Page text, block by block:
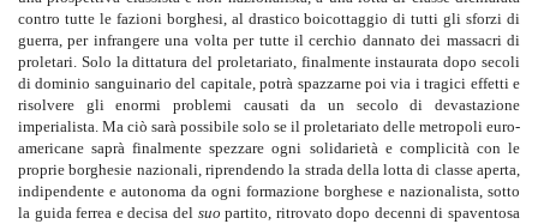
contro tutte le fazioni borghesi, al drastico boicottaggio di tutti gli sforzi di
guerra, per infrangere una volta per tutte il cerchio dannato dei massacri di
proletari. Solo la dittatura del proletariato, finalmente instaurata dopo secoli
di dominio sanguinario del capitale, potrà spazzarne poi via i tragici effetti e
risolvere gli enormi problemi causati da un secolo di devastazione
imperialista. Ma ciò sarà possibile solo se il proletariato delle metropoli euro-
americane saprà finalmente spezzare ogni solidarietà e complicità con le
proprie borghesie nazionali, riprendendo la strada della lotta di classe aperta,
indipendente e autonoma da ogni formazione borghese e nazionalista, sotto
la guida ferrea e decisa del suopartito, ritrovato dopo decenni di spaventosa